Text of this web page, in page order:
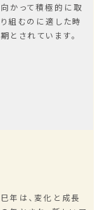
向かって積極的に取
り組むのに適した時
期とされています。
巳年は、変化と成長